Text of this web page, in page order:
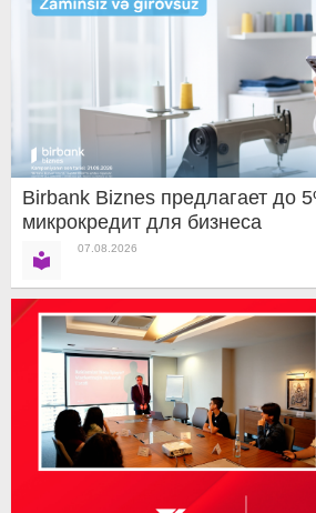
Birbank Biznes предлагает до
микрокредит для бизнеса
07.08.2026